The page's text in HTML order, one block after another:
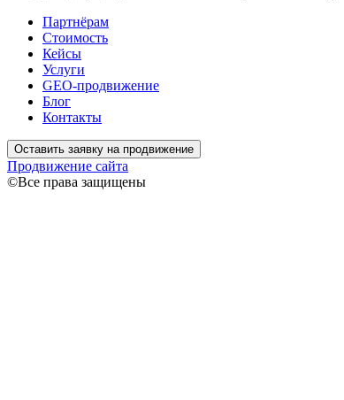
Партнёрам
Стоимость
Кейсы
Услуги
GEO-продвижение
Блог
Контакты
Оставить заявку на продвижение
Продвижение сайта
©Все права защищены